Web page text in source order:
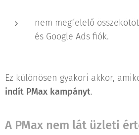
nem megfelelő
és Google Ads fiók.
Ez különösen gyakori akkor,
indít PMax kampányt.
A PMax nem lát üzleti